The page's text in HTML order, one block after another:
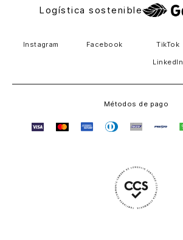
Logística sostenible
Instagram Facebook TikTok
LinkedIn
Métodos de pago